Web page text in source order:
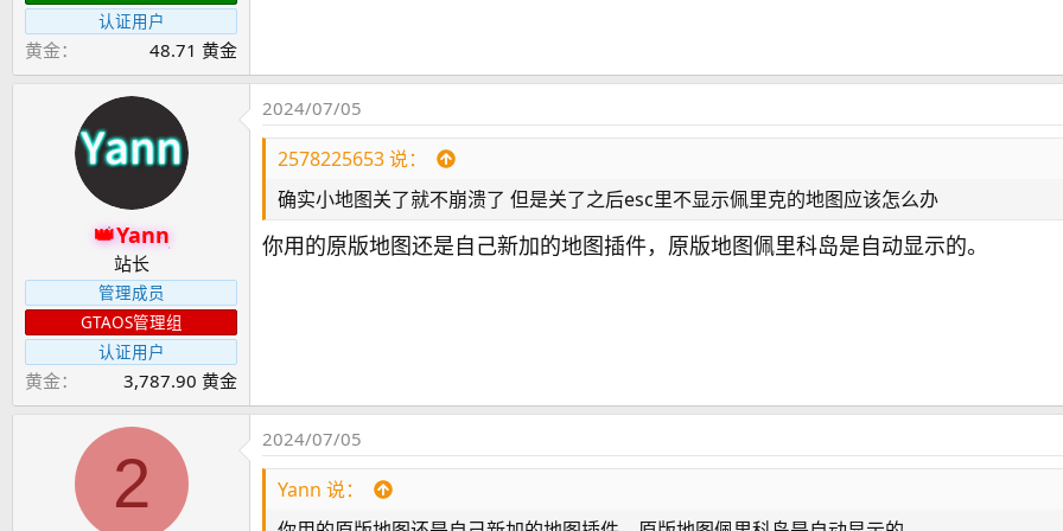
认证用户
黄金 48.71 黄金
Yann
站长
管理成员
GTAOS管理组
认证用户
黄金 3,787.90 黄金
2024/07/05
2578225653 说：
确实小地图关了就不崩溃了 但是关了之后esc里不显示佩里克的地图应该怎么办
你用的原版地图还是自己新加的地图插件，原版地图佩里科岛是自动显示的。
2
2024/07/05
Yann 说：